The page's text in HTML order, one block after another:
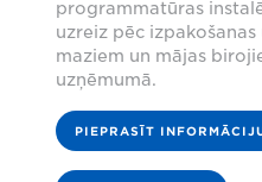
programmatūras
uzreiz pēc
maziem un mājas
uzņēmumā.
PIEPRASĪT